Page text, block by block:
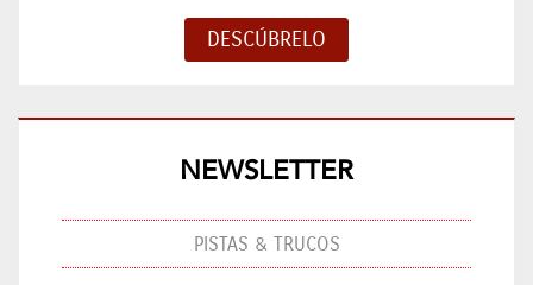
NEWSLETTER
PISTAS & TRUCOS